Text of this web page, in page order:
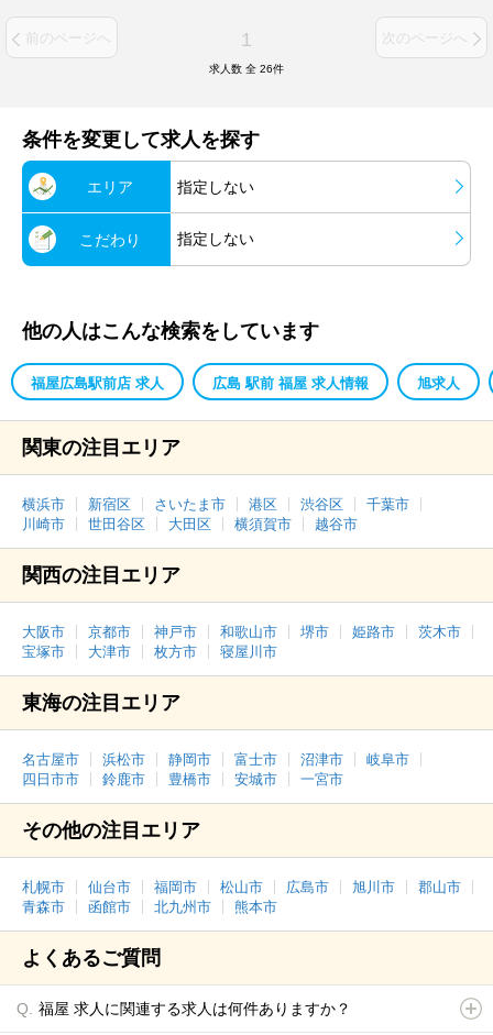
前のページへ 1 次のページへ
求人数 全 26件
条件を変更して求人を探す
エリア 指定しない
こだわり 指定しない
他の人はこんな検索をしています
福屋広島駅前店 求人 広島 駅前 福屋 求人情報 旭求人
関東の注目エリア
横浜市 新宿区 さいたま市 港区 渋谷区
千葉市
川崎市
世田谷区 大田区 横須賀市 越谷市
関西の注目エリア
大阪市 京都市 神戸市 和歌山市 堺市 姫路市
茨木市
宝塚市
大津市 枚方市 寝屋川市
東海の注目エリア
名古屋市 浜松市 静岡市 富士市 沼津市
岐阜市
四日市市
鈴鹿市 豊橋市 安城市 一宮市
その他の注目エリア
札幌市 仙台市 福岡市 松山市 広島市 旭川市
郡山市
青森市
函館市 北九州市 熊本市
よくあるご質問
福屋 求人に関連する求人は何件ありますか？